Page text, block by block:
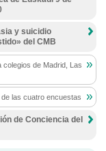
y suicidio
del CMB
colegios de Madrid, Las
las cuatro encuestas
de Conciencia del